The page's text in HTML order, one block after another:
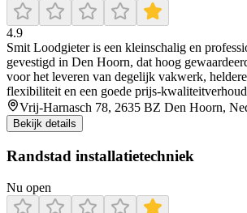
4.9
Smit Loodgieter is een kleinschalig en
gevestigd in Den Hoorn, dat hoog
voor het leveren van degelijk vakwerk,
flexibiliteit en een goede prijs-
Vrij-Harnasch 78, 2635 BZ Den Hoorn,
Bekijk details
Randstad installatietechniek
Nu open